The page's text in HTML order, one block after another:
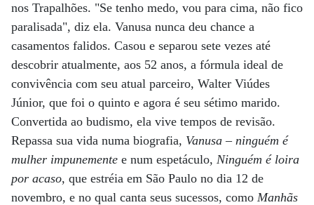
nos Trapalhões. "Se tenho medo, vou para cima, não fico
paralisada", diz ela. Vanusa nunca deu chance a
casamentos falidos. Casou e separou sete vezes até
descobrir atualmente, aos 52 anos, a fórmula ideal de
convivência com seu atual parceiro, Walter Viúdes
Júnior, que foi o quinto e agora é seu sétimo marido.
Convertida ao budismo, ela vive tempos de revisão.
Repassa sua vida numa biografia, Vanusa–ninguém é
mulher impunemente e num espetáculo, Ninguém é loira
por acaso, que estréia em São Paulo no dia 12 de
novembro, e no qual canta seus sucessos, como Manhãs